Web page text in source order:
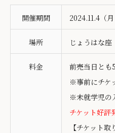
開催期間 2024.11.4（
場所 じょうはな座
料金
前売当日とも
※事前にチケ
※未就学児の
チケット好評
【チケット